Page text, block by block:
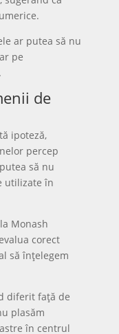
ar putea să nu
pe
de
ipoteză,
percep
să nu
utilizate în
Monash
corect
să înțelegem
diferit față de
plasăm
în centrul